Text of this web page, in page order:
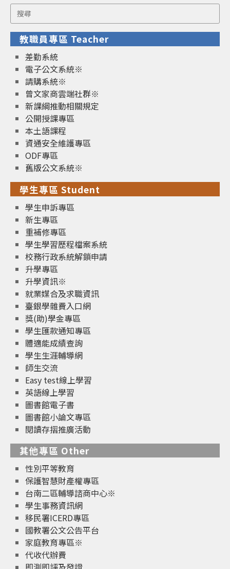
Search
for:
教職員專區 Teacher
差勤系統
電子公文系統※
請購系統※
曾文家商雲端社群※
新課綱推動相關規定
公開授課專區
本土語課程
資通安全維護專區
ODF專區
舊版公文系統※
學生專區 Student
學生申訴專區
新生專區
重補修專區
學生學習歷程檔案系統
校務行政系統解鎖申請
升學專區
升學資訊※
就業媒合及求職資訊
臺銀學雜費入口網
獎(助)學金專區
學生匯款通知專區
體適能成績查詢
學生生涯輔導網
師生交流
Easy test線上學習
英語線上學習
圖書館電子書
圖書館小論文專區
閱讀存摺推廣活動
其他專區 Other
性別平等教育
保護智慧財產權專區
台南二區輔導諮商中心※
學生事務資訊網
移民署ICERD專區
國教署公文公告平台
家庭教育專區※
代收代辦費